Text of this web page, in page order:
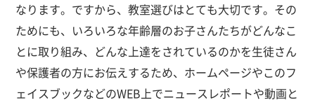
なります。ですから、教室選びはとても大切です。その
ためにも、いろいろな年齢層のお子さんたちがどんなこ
とに取り組み、どんな上達をされているのかを生徒さん
や保護者の方にお伝えするため、ホームページやこのフ
ェイスブックなどのWEB上でニュースレポートや動画と